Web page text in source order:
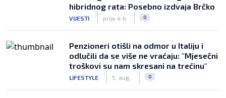
hibridnog rata: Posebno izdvaja Brčko
VIJESTI
|
prije 4 h
| 0
Penzioneri otišli na odmor u Italiju i
odlučili da se više ne vraćaju: "Mjesečni
troškovi su nam skresani na trećinu"
LIFESTYLE
|
5. aug.
| 0